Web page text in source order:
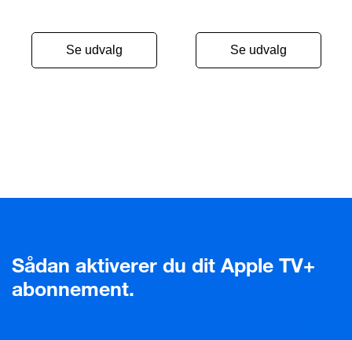
Se udvalg Se udvalg
Sådan aktiverer du dit Apple TV+
abonnement.